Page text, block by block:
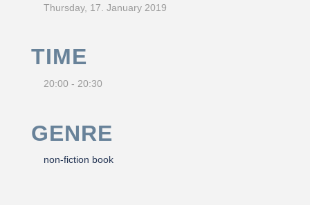
Thursday, 17. January 2019
TIME
20:00 - 20:30
GENRE
non-fiction book